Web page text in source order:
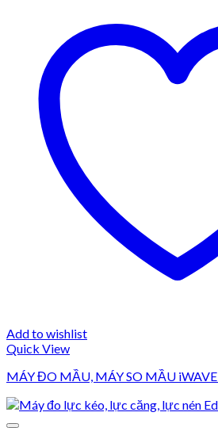
Add to wishlist
Quick View
MÁY ĐO MẦU, MÁY SO MẦU